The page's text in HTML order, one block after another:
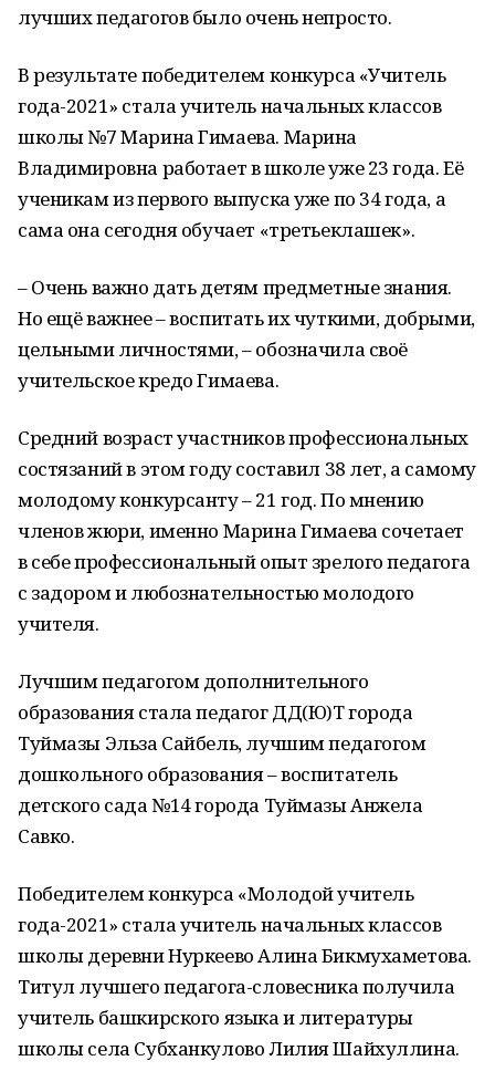
лучших педагогов было очень непросто.
В результате победителем конкурса «Учитель
года-2021» стала учитель начальных классов
школы №7 Марина Гимаева. Марина
Владимировна работает в школе уже 23 года. Её
ученикам из первого выпуска уже по 34 года, а
сама она сегодня обучает «третьеклашек».
– Очень важно дать детям предметные знания.
Но ещё важнее – воспитать их чуткими, добрыми,
цельными личностями, – обозначила своё
учительское кредо Гимаева.
Средний возраст участников профессиональных
состязаний в этом году составил 38 лет, а самому
молодому конкурсанту – 21 год. По мнению
членов жюри, именно Марина Гимаева сочетает
в себе профессиональный опыт зрелого педагога
с задором и любознательностью молодого
учителя.
Лучшим педагогом дополнительного
образования стала педагог ДД(Ю)Т города
Туймазы Эльза Сайбель, лучшим педагогом
дошкольного образования – воспитатель
детского сада №14 города Туймазы Анжела
Савко.
Победителем конкурса «Молодой учитель
года-2021» стала учитель начальных классов
школы деревни Нуркеево Алина Бикмухаметова.
Титул лучшего педагога-словесника получила
учитель башкирского языка и литературы
школы села Субханкулово Лилия Шайхуллина.